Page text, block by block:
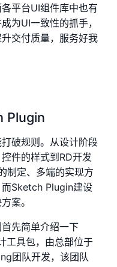
平台UI组件库中也有
为UI一致性的抓手，
交付质量，服务好我
Plugin
破规则。从设计阶段
件的样式到RD开发
制定、多端的实现方
Sketch Plugin建设
案。
先简单介绍一下
工具包，由总部位于
团队开发，该团队